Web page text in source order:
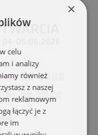
×
celu
i analizy
również
z naszej
reklamowym
łączyć je z
im